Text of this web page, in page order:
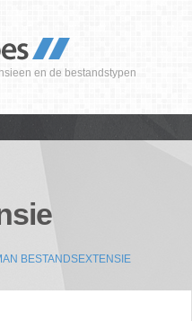
en de bestandstypen
BESTANDSEXTENSIE